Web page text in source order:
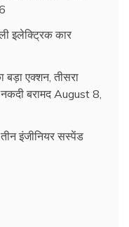
इलेक्ट्रिक कार
बड़ा एक्शन, तीसरा
बरामद August 8,
इंजीनियर सस्पेंड